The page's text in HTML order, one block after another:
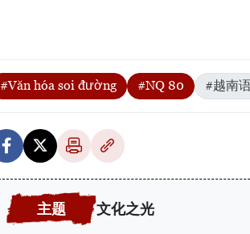
#Văn hóa soi đường #NQ 80 #越南
文化之光